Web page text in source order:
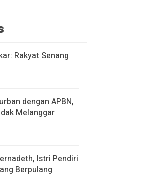
Rakyat Senang
dengan APBN,
Melanggar
Istri Pendiri
Berpulang